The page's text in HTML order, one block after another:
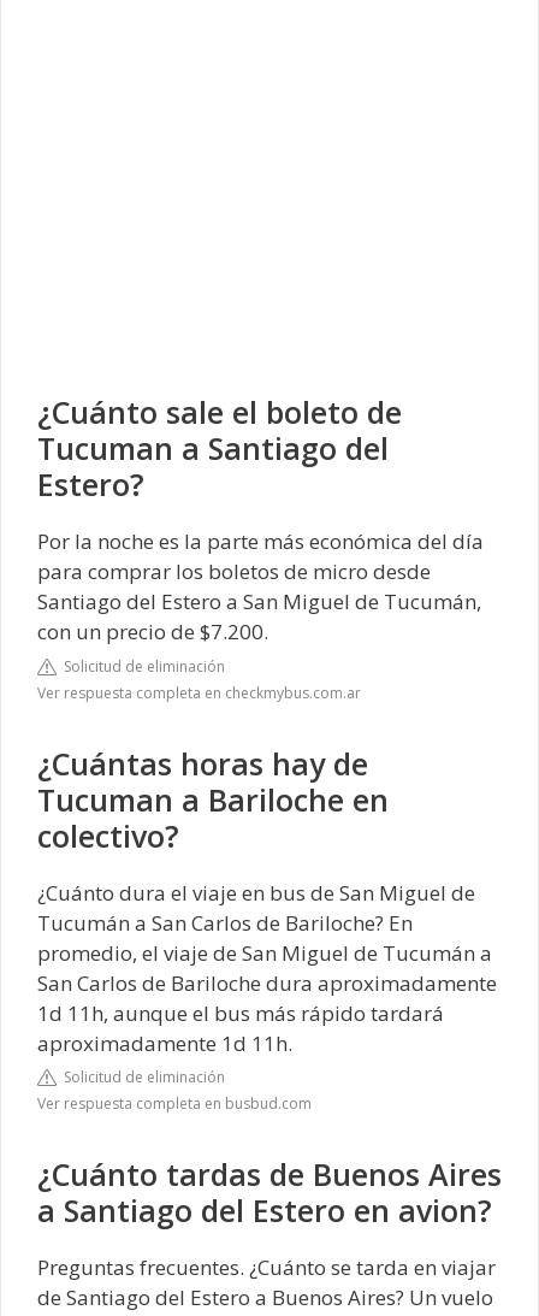
¿Cuánto sale el boleto de
Tucuman a Santiago del
Estero?
Por la noche es la parte más económica del día
para comprar los boletos de micro desde
Santiago del Estero a San Miguel de Tucumán,
con un precio de $7.200.
Solicitud de eliminación
Ver respuesta completa en checkmybus.com.ar
¿Cuántas horas hay de
Tucuman a Bariloche en
colectivo?
¿Cuánto dura el viaje en bus de San Miguel de
Tucumán a San Carlos de Bariloche? En
promedio, el viaje de San Miguel de Tucumán a
San Carlos de Bariloche dura aproximadamente
1d 11h, aunque el bus más rápido tardará
aproximadamente 1d 11h.
Solicitud de eliminación
Ver respuesta completa en busbud.com
¿Cuánto tardas de Buenos Aires
a Santiago del Estero en avion?
Preguntas frecuentes. ¿Cuánto se tarda en viajar
de Santiago del Estero a Buenos Aires? Un vuelo